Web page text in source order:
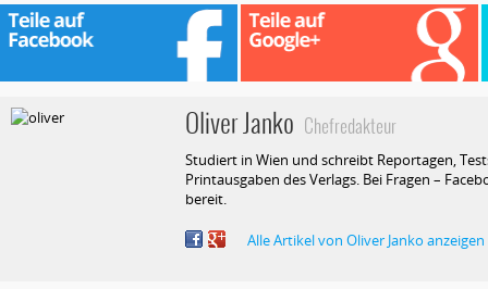
Oliver Janko Chefredakteur
Studiert in Wien und schreibt Reportagen,
Printausgaben des Verlags. Bei Fragen –
bereit.
Alle Artikel von Oliver Janko anzeigen